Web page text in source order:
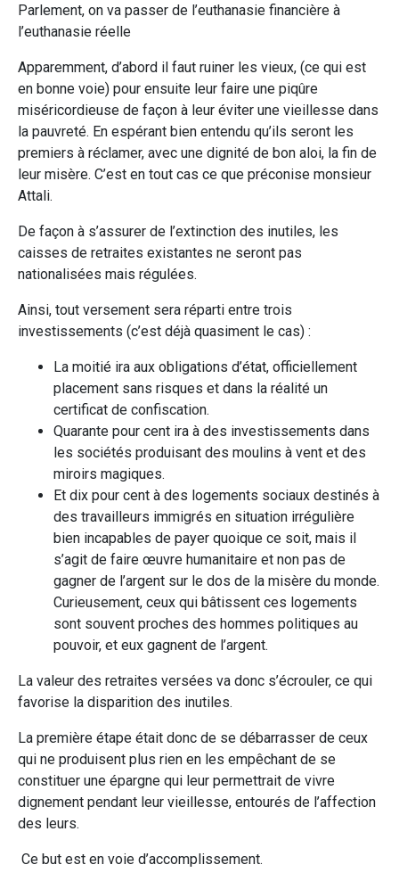
Parlement, on va passer de l’euthanasie financière à
l’euthanasie réelle
Apparemment, d’abord il faut ruiner les vieux, (ce qui est
en bonne voie) pour ensuite leur faire une piqûre
miséricordieuse de façon à leur éviter une vieillesse dans
la pauvreté. En espérant bien entendu qu’ils seront les
premiers à réclamer, avec une dignité de bon aloi, la fin de
leur misère. C’est en tout cas ce que préconise monsieur
Attali.
De façon à s’assurer de l’extinction des inutiles, les
caisses de retraites existantes ne seront pas
nationalisées mais régulées.
Ainsi, tout versement sera réparti entre trois
investissements (c’est déjà quasiment le cas) :
La moitié ira aux obligations d’état, officiellement
placement sans risques et dans la réalité un
certificat de confiscation.
Quarante pour cent ira à des investissements dans
les sociétés produisant des moulins à vent et des
miroirs magiques.
Et dix pour cent à des logements sociaux destinés à
des travailleurs immigrés en situation irrégulière
bien incapables de payer quoique ce soit, mais il
s’agit de faire œuvre humanitaire et non pas de
gagner de l’argent sur le dos de la misère du monde.
Curieusement, ceux qui bâtissent ces logements
sont souvent proches des hommes politiques au
pouvoir, et eux gagnent de l’argent.
La valeur des retraites versées va donc s’écrouler, ce qui
favorise la disparition des inutiles.
La première étape était donc de se débarrasser de ceux
qui ne produisent plus rien en les empêchant de se
constituer une épargne qui leur permettrait de vivre
dignement pendant leur vieillesse, entourés de l’affection
des leurs.
Ce but est en voie d’accomplissement.